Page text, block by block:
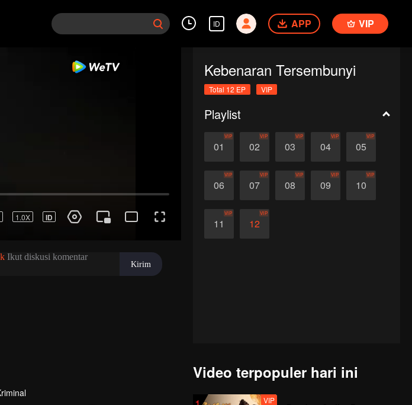
ID APP VIP
Kebenaran Tersembunyi
Total 12 EP VIP
Playlist
01
VIP
02
VIP
03
VIP
04
VIP
05
VIP
06
VIP
07
VIP
08
VIP
09
VIP
10
VIP
11
VIP
12
VIP
Video terpopuler hari ini
VIP